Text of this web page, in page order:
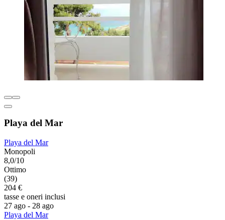
Playa del Mar
Playa del Mar
Monopoli
8,0/10
Ottimo
(39)
204 €
tasse e oneri inclusi
27 ago - 28 ago
Playa del Mar